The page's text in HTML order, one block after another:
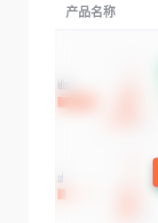
产品名称